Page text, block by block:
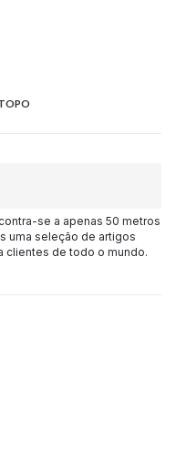
se a apenas 50 metros
uma seleção de artigos
clientes de todo o mundo.